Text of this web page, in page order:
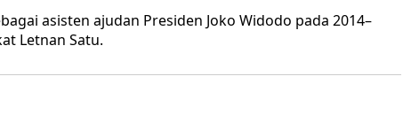
asisten ajudan Presiden Joko Widodo pada 2014–
Letnan Satu.